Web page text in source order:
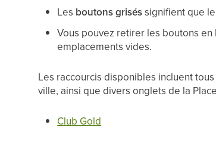
Les boutons griséssignifient que
Vous pouvez retirer les boutons
emplacements vides.
Les raccourcis disponibles incluent
ville, ainsi que divers onglets de la
Club Gold